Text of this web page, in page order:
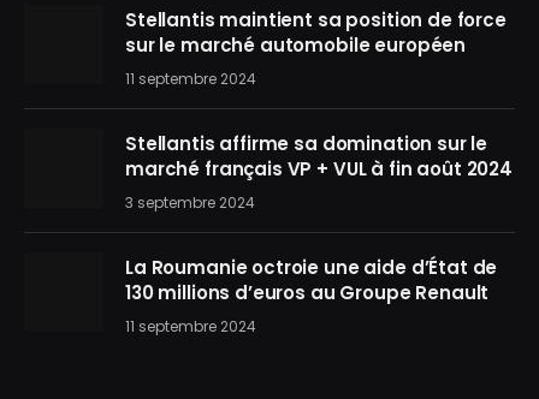
Stellantis maintient sa position de force
sur le marché automobile européen
11 septembre 2024
Stellantis affirme sa domination sur le
marché français VP + VUL à fin août 2024
3 septembre 2024
La Roumanie octroie une aide d’État de
130 millions d’euros au Groupe Renault
11 septembre 2024